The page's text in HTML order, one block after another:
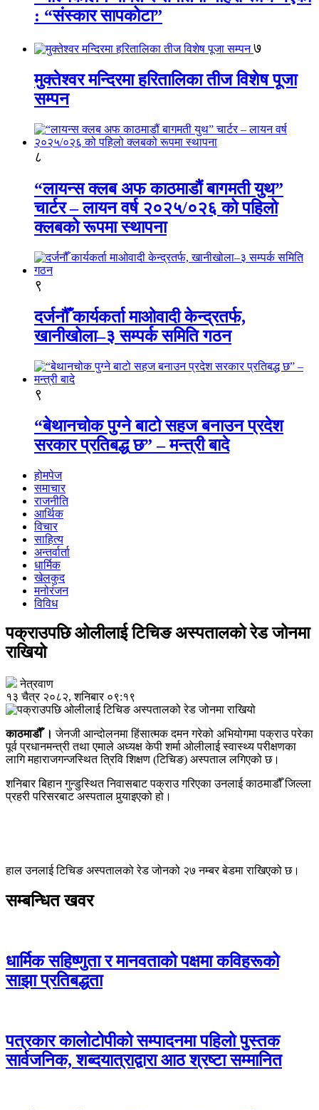
: “संस्कार सापकोटा”
७
मुक्तेश्वर मन्दिरमा हरितालिका तीज विशेष पूजा
सम्पन
८
“लायन्स क्लब अफ काठमाडौं बागमती युथ”
चार्टर – लायन वर्ष २०२५/०२६ को पहिलो
क्लबको रूपमा स्थापना
९
दर्जनौँ कार्यकर्ता माओवादी केन्द्रतर्फ,
खानीखोला–३ सम्पर्क समिति गठन
९
“बेथानचोक पुग्ने बाटो सहज बनाउन प्रदेश
सरकार प्रतिबद्ध छ” – मन्त्री बादे
होमपेज
समाचार
राजनीति
आर्थिक
विचार
साहित्य
अन्तर्वार्ता
धार्मिक
खेलकुद
मनोरंजन
विविध
पक्राउपछि ओलीलाई टिचिङ अस्पतालको रेड जोनमा
राखियो
नेत्रवाण
१३ चैत्र २०८२, शनिबार ०९:१९
काठमाडौँ ।जेनजी आन्दोलनमा हिंसात्मक दमन गरेको अभियोगमा पक्राउ परेका
पूर्व प्रधानमन्त्री तथा एमाले अध्यक्ष केपी शर्मा ओलीलाई स्वास्थ्य परीक्षणका
लागि महाराजगन्जस्थित त्रिवि शिक्षण (टिचिङ) अस्पताल लगिएको छ।
शनिबार बिहान गुन्डुस्थित निवासबाट पक्राउ गरिएका उनलाई काठमाडौँ जिल्ला
प्रहरी परिसरबाट अस्पताल पुर्‍याइएको हो।
हाल उनलाई टिचिङ अस्पतालको रेड जोनको २७ नम्बर बेडमा राखिएको छ।
सम्बन्धित खवर
धार्मिक सहिष्णुता र मानवताको पक्षमा कविहरूको
साझा प्रतिबद्धता
पत्रकार कालोटोपीको सम्पादनमा पहिलो पुस्तक
सार्वजनिक, शब्दयात्राद्वारा आठ श्रष्टा सम्मानित